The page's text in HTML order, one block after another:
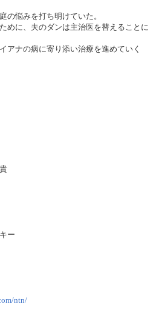
の悩みを打ち明けていた。
めに、夫のダンは主治医を替えることに
アナの病に寄り添い治療を進めていく
ー
ntn/